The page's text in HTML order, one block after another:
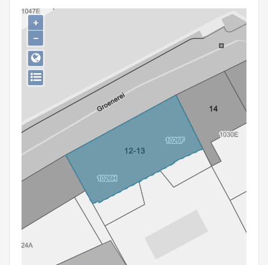
Gebeurtenis
Persoon of collectief
Downloads
Aanmelden
+
−